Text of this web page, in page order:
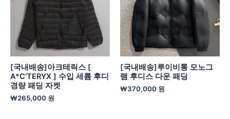
[국내배송]아크테릭스 [
A*C’TERYX ] 수입 세륨 후디
경량 패딩 자켓
₩265,000 원
[국내배송]루이비통 모노그
램 후디스 다운 패딩
₩370,000 원